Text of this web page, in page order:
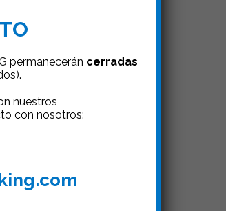
permanecerán cerradas
nuestros
con nosotros: